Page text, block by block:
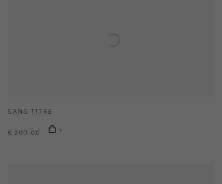
SANS TITRE
€ 200.00